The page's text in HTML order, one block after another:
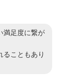
満足度に繋が
ることもあり